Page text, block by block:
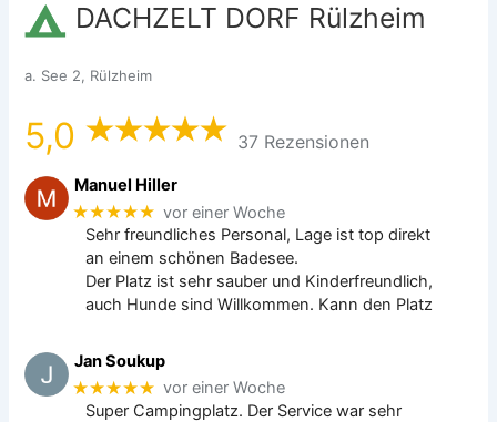
DACHZELT DORF Rülzheim
a. See 2, Rülzheim
5,0 37 Rezensionen
Manuel Hiller
★★★★★ vor einer Woche
Sehr freundliches Personal, Lage ist top direkt
an einem schönen Badesee.
Der Platz ist sehr sauber und Kinderfreundlich,
auch Hunde sind Willkommen. Kann den Platz
Jan Soukup
★★★★★ vor einer Woche
Super Campingplatz. Der Service war sehr